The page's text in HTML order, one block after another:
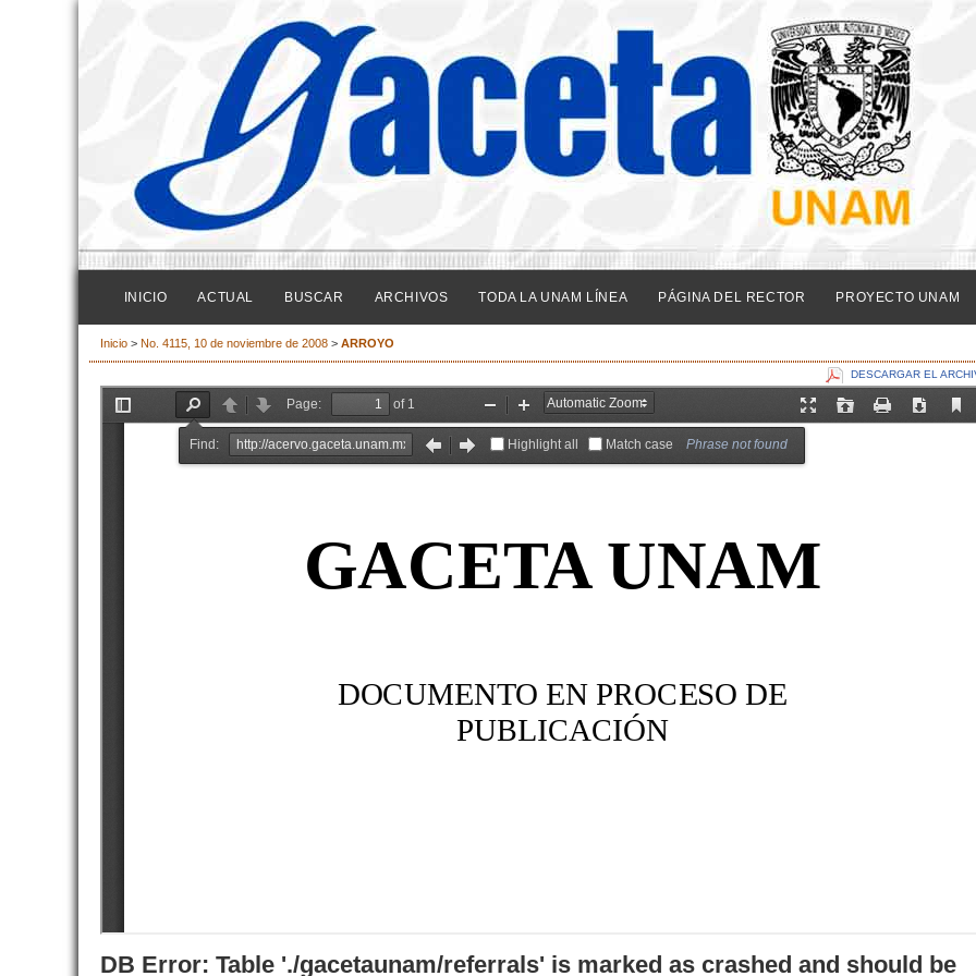
INICIO ACTUAL BUSCAR ARCHIVOS TODA LA UNAM LÍNEA PÁGINA DEL RECTOR PROYECTO UNAM
Inicio > No. 4115, 10 de noviembre de 2008 > ARROYO
DESCARGAR EL
DB Error: Table './gacetaunam/referrals' is marked as crashed and should be